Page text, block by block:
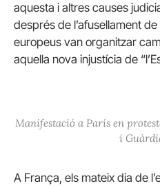
aquesta i altres causes
després de l’afusellament
europeus van organitzar
aquella nova injustícia de
Manifestació a París en
i
A França, els mateix dia de